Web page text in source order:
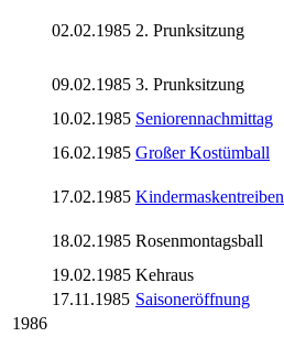
02.02.1985 2. Prunksitzung
09.02.1985 3. Prunksitzung
10.02.1985 Seniorennachmittag
16.02.1985 Großer Kostümball
17.02.1985 Kindermaskentreiben
18.02.1985 Rosenmontagsball
19.02.1985 Kehraus
17.11.1985 Saisoneröffnung
1986